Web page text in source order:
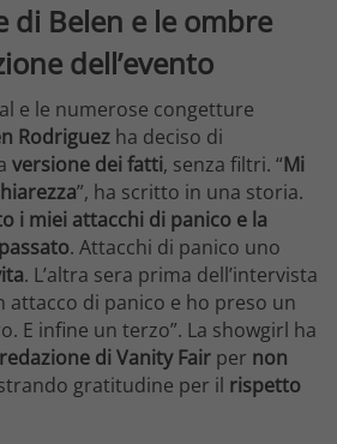
di Belen e le ombre
dell’evento
e le numerose congetture
Rodriguez ha deciso di
versione dei fatti, senza filtri. “Mi
”, ha scritto in una storia.
i miei attacchi di panico e la
. Attacchi di panico uno
. L’altra sera prima dell’intervista
attacco di panico e ho preso un
E infine un terzo”. La showgirl ha
di Vanity Fair per non
gratitudine per il rispetto